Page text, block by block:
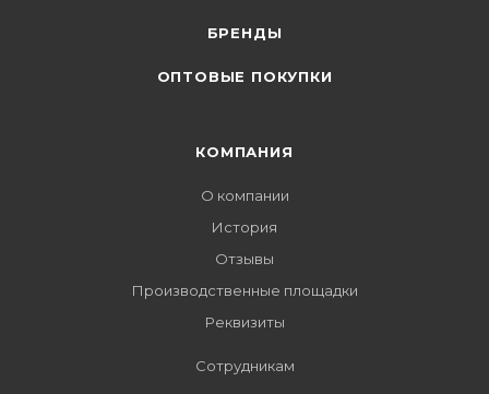
БРЕНДЫ
ОПТОВЫЕ ПОКУПКИ
КОМПАНИЯ
О компании
История
Отзывы
Производственные площадки
Реквизиты
Сотрудникам